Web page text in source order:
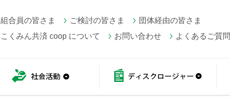
組合員の皆さま ご検討の皆さま
団体経由の皆さま
こくみん共済 coop について
お問い合わせ よくあるご質問